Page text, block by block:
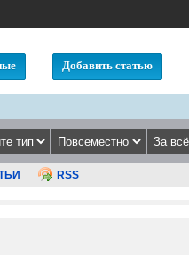
Добавить статью
RSS